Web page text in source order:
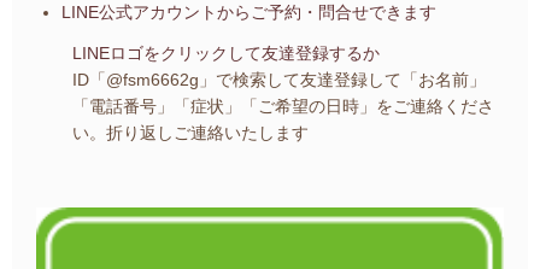
LINE公式アカウントから ご予約・問合せできます
LINEロゴをクリックして友達登録するか
ID「@fsm6662g」で検索して友達登録して
「お名前」
「電話番号」「症状」「ご希望の日時」をご連絡くださ
い。 折り返しご連絡いたします